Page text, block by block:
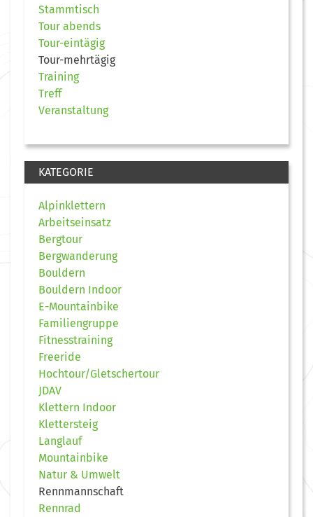
Stammtisch
Tour abends
Tour-eintägig
Tour-mehrtägig
Training
Treff
Veranstaltung
KATEGORIE
Alpinklettern
Arbeitseinsatz
Bergtour
Bergwanderung
Bouldern
Bouldern Indoor
E-Mountainbike
Familiengruppe
Fitnesstraining
Freeride
Hochtour/Gletschertour
JDAV
Klettern Indoor
Klettersteig
Langlauf
Mountainbike
Natur & Umwelt
Rennmannschaft
Rennrad